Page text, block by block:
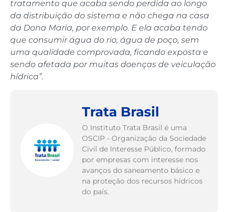
tratamento que acaba sendo perdida ao longo
da distribuição do sistema e não chega na casa
da Dona Maria, por exemplo. E ela acaba tendo
que consumir água do rio, água de poço, sem
uma qualidade comprovada, ficando exposta e
sendo afetada por muitas doenças de veiculação
hídrica”.
Trata Brasil
O Instituto Trata Brasil é uma
OSCIP - Organização da Sociedade
Civil de Interesse Público, formado
por empresas com interesse nos
avanços do saneamento básico e
na proteção dos recursos hídricos
do país.